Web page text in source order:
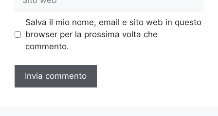
web
Salva il mio nome, email e sito web in questo
browser per la prossima volta che
commento.